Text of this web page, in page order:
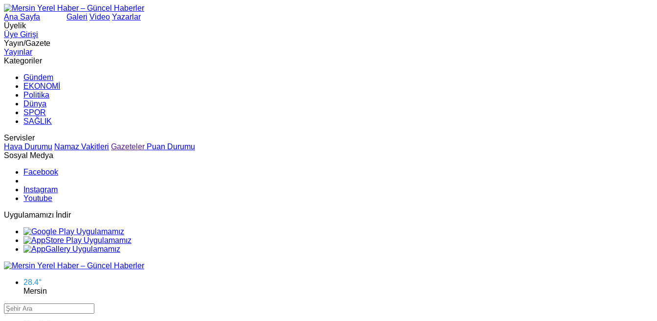
Ana Sayfa Galeri Video Yazarlar
Üyelik
Üye Girişi
Yayın/Gazete
Yayınlar
Kategoriler
Gündem
EKONOMİ
Politika
Dünya
SPOR
SAĞLIK
Servisler
Hava Durumu Namaz Vakitleri Gazeteler Puan Durumu
Sosyal Medya
Facebook
Instagram
Youtube
Uygulamamızı İndir
28.4°
Mersin